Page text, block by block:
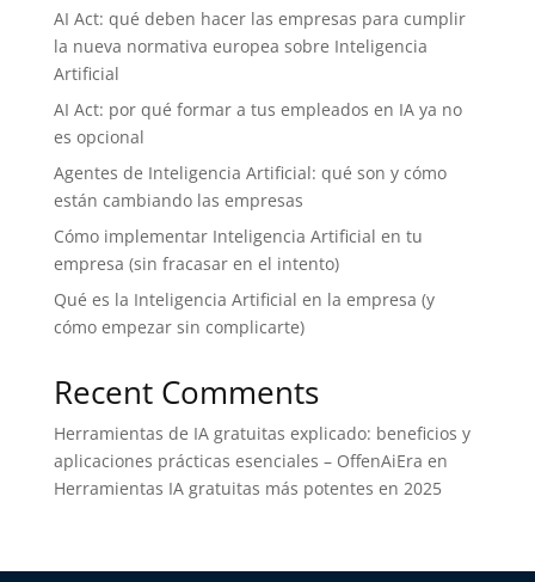
AI Act: qué deben hacer las empresas para cumplir
la nueva normativa europea sobre Inteligencia
Artificial
AI Act: por qué formar a tus empleados en IA ya no
es opcional
Agentes de Inteligencia Artificial: qué son y cómo
están cambiando las empresas
Cómo implementar Inteligencia Artificial en tu
empresa (sin fracasar en el intento)
Qué es la Inteligencia Artificial en la empresa (y
cómo empezar sin complicarte)
Recent Comments
Herramientas de IA gratuitas explicado: beneficios y
aplicaciones prácticas esenciales – OffenAiEra en
Herramientas IA gratuitas más potentes en 2025